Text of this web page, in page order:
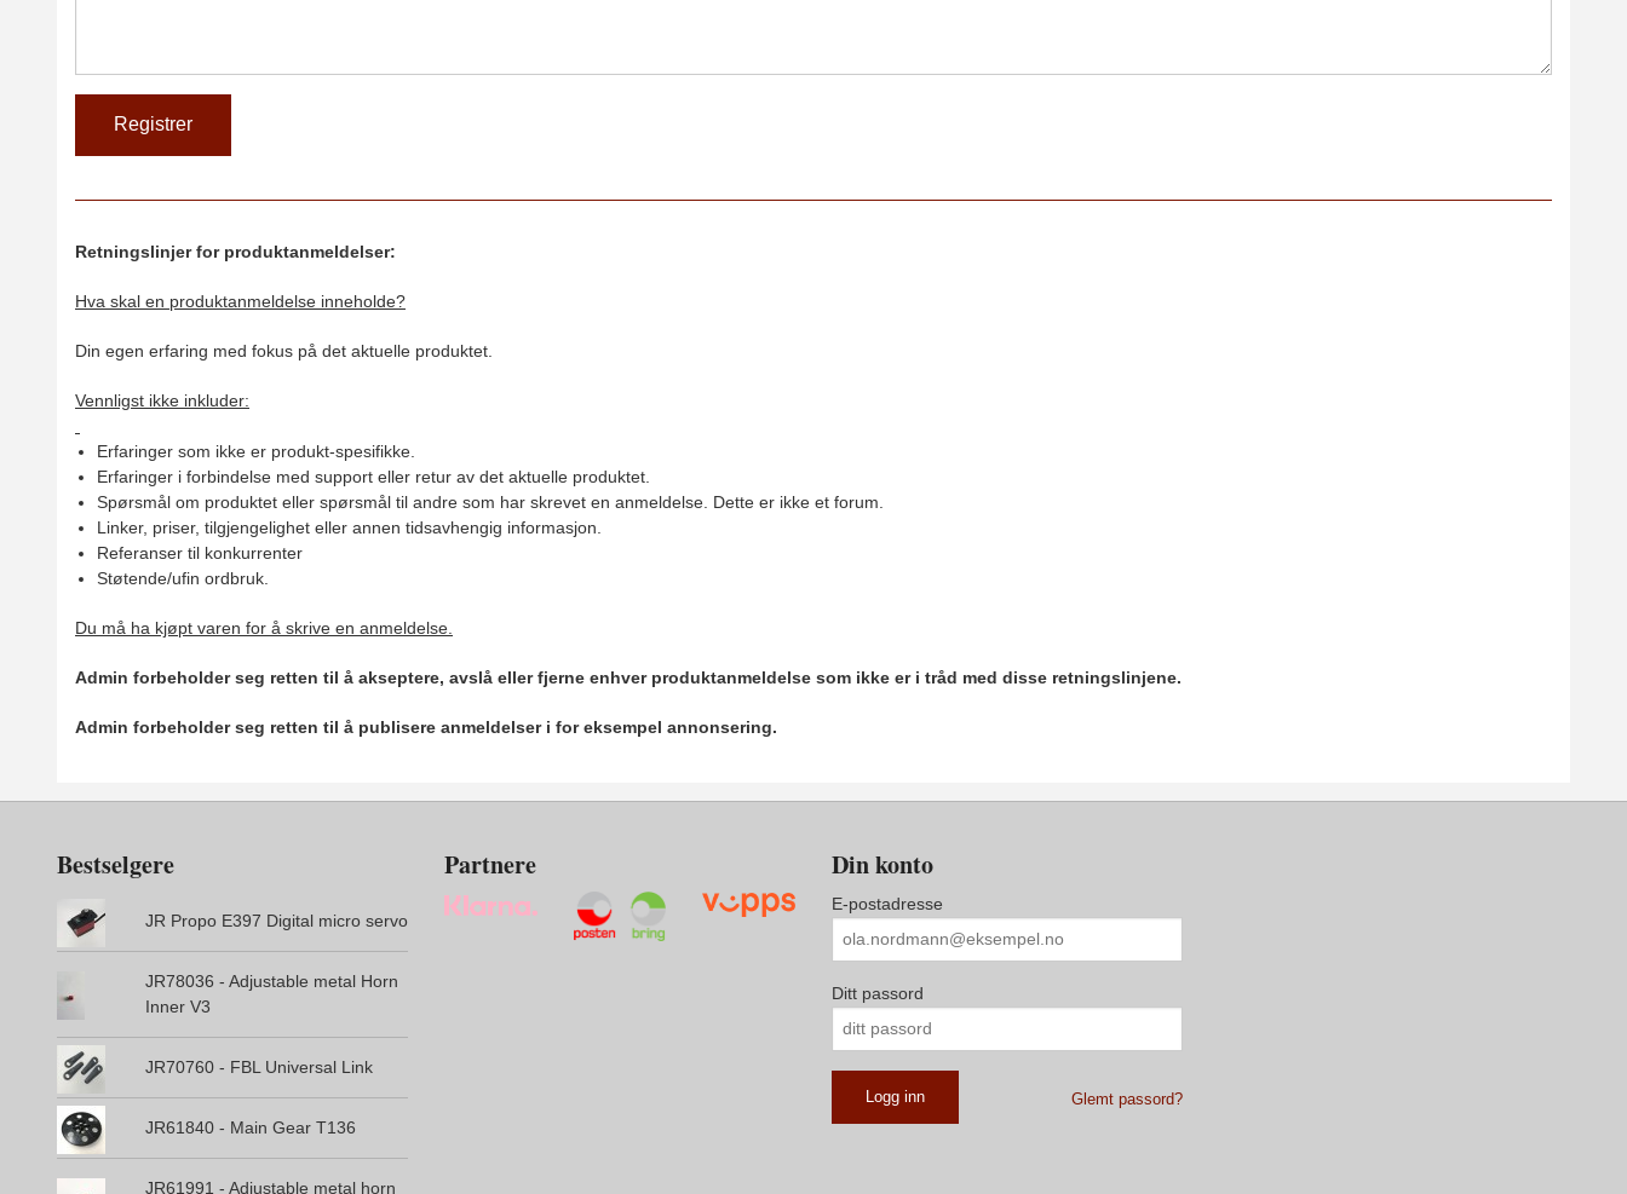
Retningslinjer for produktanmeldelser:
Hva skal en produktanmeldelse inneholde?
Din egen erfaring med fokus på det aktuelle produktet.
Vennligst ikke inkluder:
Erfaringer som ikke er produkt-spesifikke.
Erfaringer i forbindelse med support eller retur av det aktuelle produktet.
Spørsmål om produktet eller spørsmål til andre som har skrevet en anmeldelse. Dette er ikke et forum.
Linker, priser, tilgjengelighet eller annen tidsavhengig informasjon.
Referanser til konkurrenter
Støtende/ufin ordbruk.
Du må ha kjøpt varen for å skrive en anmeldelse.
Admin forbeholder seg retten til å akseptere, avslå eller fjerne enhver produktanmeldelse som ikke er i tråd med disse retningslinjene.
Admin forbeholder seg retten til å publisere anmeldelser i for eksempel annonsering.
Bestselgere
JR Propo E397 Digital micro servo
JR78036 - Adjustable metal Horn
Inner V3
JR70760 - FBL Universal Link
JR61840 - Main Gear T136
JR61991 - Adjustable metal horn
Partnere Din konto
E-postadresse
Ditt passord
Glemt passord?